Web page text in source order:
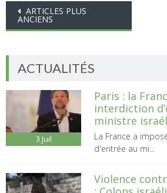
Navigation
des
articles
ARTICLES PLUS
ANCIENS
ACTUALITÉS
3 Juil
Paris : la
interdiction
ministre
La France a
d'entrée au mi...
Violence